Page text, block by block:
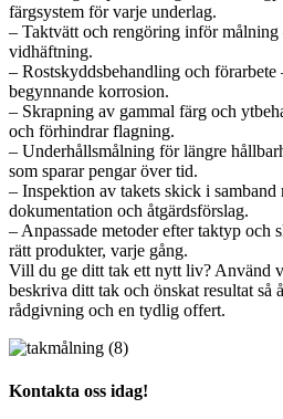
färgsystem för varje underlag.
– Taktvätt och rengöring inför målning
vidhäftning.
– Rostskyddsbehandling och
begynnande korrosion.
– Skrapning av gammal färg och
och förhindrar flagning.
– Underhållsmålning för längre
som sparar pengar över tid.
– Inspektion av takets skick i
dokumentation och åtgärdsförslag.
– Anpassade metoder efter taktyp och
rätt produkter, varje gång.
Vill du ge ditt tak ett nytt liv? Använd
beskriva ditt tak och önskat resultat så
rådgivning och en tydlig offert.
Kontakta oss idag!